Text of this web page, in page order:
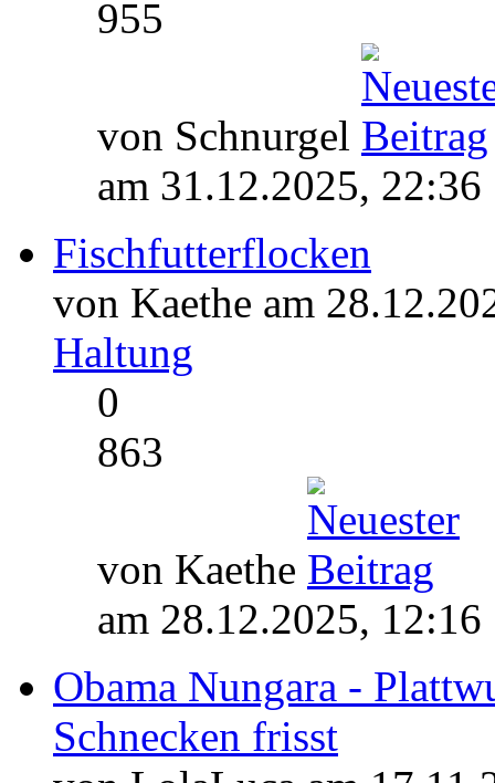
955
von Schnurgel
am 31.12.2025, 22:36
Fischfutterflocken
von Kaethe am
Haltung
0
863
von Kaethe
am 28.12.2025, 12:16
Obama Nungara -
Schnecken frisst